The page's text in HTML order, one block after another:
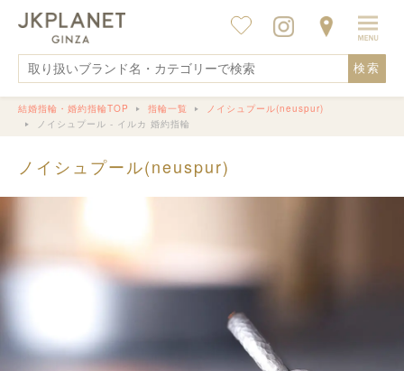
検索
結婚指輪・婚約指輪TOP 指輪一覧
ノイシュプール(neuspur)
ノイシュプール - イルカ 婚約指輪
ノイシュプール(neuspur)